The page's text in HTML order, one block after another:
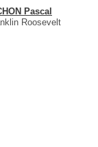
Pascal
Roosevelt